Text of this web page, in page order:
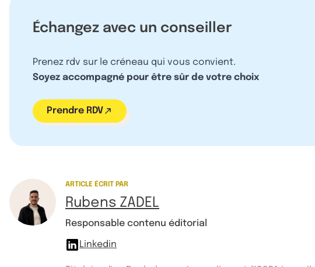
Échangez avec un conseiller
Prenez rdv sur le créneau qui vous convient.
Soyez accompagné pour être sûr de votre choix
Prendre RDV
ARTICLE ÉCRIT PAR
Rubens ZADEL
Responsable contenu éditorial
Linkedin